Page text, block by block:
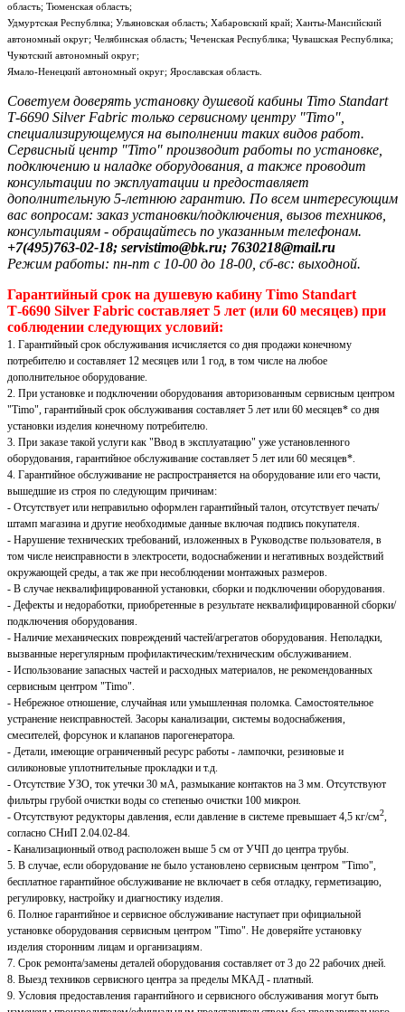
область; Тюменская область;
Удмуртская Республика; Ульяновская область; Хабаровский край; Ханты-Мансийский
автономный округ; Челябинская область; Чеченская Республика; Чувашская Республика;
Чукотский автономный округ;
Ямало-Ненецкий автономный округ; Ярославская область.
Советуем доверять установку душевой кабины Timo Standart
Т-6690 Silver Fabric только сервисному центру "Timo",
специализирующемуся на выполнении таких видов работ.
Сервисный центр "Timo" производит работы по установке,
подключению и наладке оборудования, а также проводит
консультации по эксплуатации и предоставляет
дополнительную 5-летнюю гарантию. По всем интересующим
вас вопросам: заказ установки/подключения, вызов техников,
консультациям - обращайтесь по указанным телефонам.
+7(495)763-02-18; servistimo@bk.ru; 7630218@mail.ru
Режим работы: пн-пт с 10-00 до 18-00, сб-вс: выходной.
Гарантийный срок на душевую кабину Timo Standart
Т-6690 Silver Fabric составляет 5 лет (или 60 месяцев) при
соблюдении следующих условий:
1. Гарантийный срок обслуживания исчисляется со дня продажи конечному
потребителю и составляет 12 месяцев или 1 год, в том числе на любое
дополнительное оборудование.
2. При установке и подключении оборудования авторизованным сервисным центром
"Timo", гарантийный срок обслуживания составляет 5 лет или 60 месяцев* со дня
установки изделия конечному потребителю.
3. При заказе такой услуги как "Ввод в эксплуатацию" уже установленного
оборудования, гарантийное обслуживание составляет 5 лет или 60 месяцев*.
4. Гарантийное обслуживание не распространяется на оборудование или его части,
вышедшие из строя по следующим причинам:
- Отсутствует или неправильно оформлен гарантийный талон, отсутствует печать/
штамп магазина и другие необходимые данные включая подпись покупателя.
- Нарушение технических требований, изложенных в Руководстве пользователя, в
том числе неисправности в электросети, водоснабжении и негативных воздействий
окружающей среды, а так же при несоблюдении монтажных размеров.
- В случае неквалифицированной установки, сборки и подключении оборудования.
- Дефекты и недоработки, приобретенные в результате неквалифицированной сборки/
подключения оборудования.
- Наличие механических повреждений частей/агрегатов оборудования. Неполадки,
вызванные нерегулярным профилактическим/техническим обслуживанием.
- Использование запасных частей и расходных материалов, не рекомендованных
сервисным центром "Timo".
- Небрежное отношение, случайная или умышленная поломка. Самостоятельное
устранение неисправностей. Засоры канализации, системы водоснабжения,
смесителей, форсунок и клапанов парогенератора.
- Детали, имеющие ограниченный ресурс работы - лампочки, резиновые и
силиконовые уплотнительные прокладки и т.д.
- Отсутствие УЗО, ток утечки 30 мА, размыкание контактов на 3 мм. Отсутствуют
фильтры грубой очистки воды со степенью очистки 100 микрон.
- Отсутствуют редукторы давления, если давление в системе превышает 4,5 кг/см2
согласно СНиП 2.04.02-84.
- Канализационный отвод расположен выше 5 см от УЧП до центра трубы.
5. В случае, если оборудование не было установлено сервисным центром "Timo",
бесплатное гарантийное обслуживание не включает в себя отладку, герметизацию,
регулировку, настройку и диагностику изделия.
6. Полное гарантийное и сервисное обслуживание наступает при официальной
установке оборудования сервисным центром "Timo". Не доверяйте установку
изделия сторонним лицам и организациям.
7. Срок ремонта/замены деталей оборудования составляет от 3 до 22 рабочих дней.
8. Выезд техников сервисного центра за пределы МКАД - платный.
9. Условия предоставления гарантийного и сервисного обслуживания могут быть